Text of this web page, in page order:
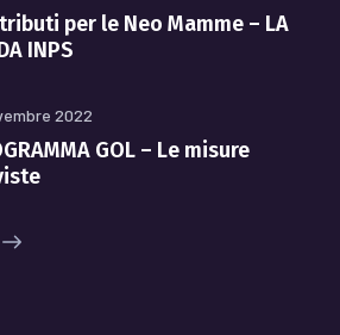
per le Neo Mamme – LA
INPS
2022
GOL – Le misure